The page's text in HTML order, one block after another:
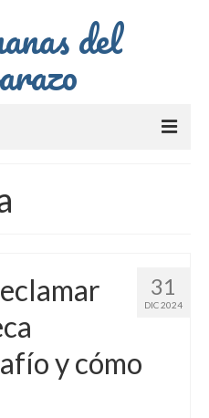
del
31
DIC 2024
y cómo